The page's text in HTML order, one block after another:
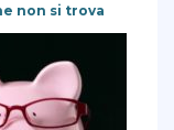
non si trova